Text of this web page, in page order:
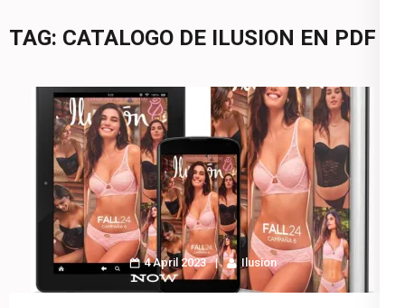
800.825.9452
TAG: CATALOGO DE ILUSION EN PDF
4 April 2023 Ilusion